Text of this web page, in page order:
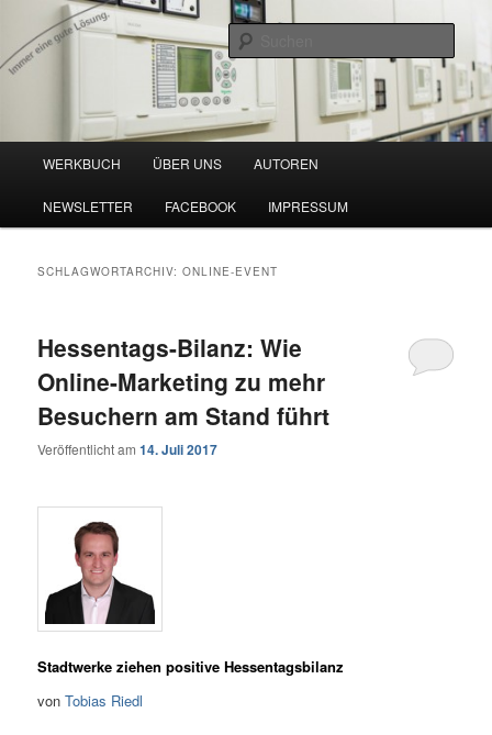
primären
Inhalt
springen
sekundären
Inhalt
springen
Werkbuch Online
Blog zu den Themen Energieeffizienz und Digitalisierung
WERKBUCH ÜBER UNS AUTOREN
NEWSLETTER FACEBOOK IMPRESSUM
SCHLAGWORTARCHIV:ONLINE-EVENT
Hessentags-Bilanz: Wie
Online-Marketing zu mehr
Besuchern am Stand führt
Veröffentlicht am14. Juli 2017
Stadtwerke ziehen positive Hessentagsbilanz
vonTobias Riedl